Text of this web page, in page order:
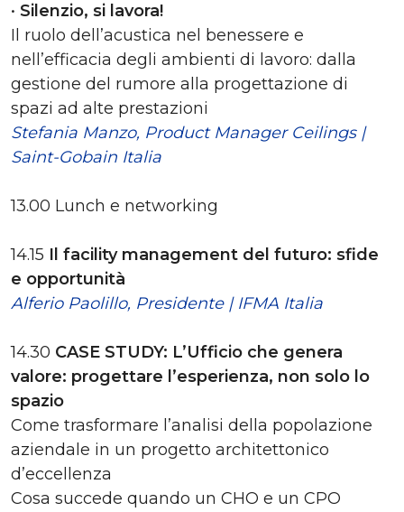
• Silenzio, si lavora!
Il ruolo dell’acustica nel benessere e
nell’efficacia degli ambienti di lavoro: dalla
gestione del rumore alla progettazione di
spazi ad alte prestazioni
Stefania Manzo, Product Manager Ceilings |
Saint-Gobain Italia
13.00 Lunch e networking
14.15 Il facility management del futuro: sfide
e opportunità
Alferio Paolillo, Presidente | IFMA Italia
14.30 CASE STUDY: L’Ufficio che genera
valore: progettare l’esperienza, non solo lo
spazio
Come trasformare l’analisi della popolazione
aziendale in un progetto architettonico
d’eccellenza
Cosa succede quando un CHO e un CPO